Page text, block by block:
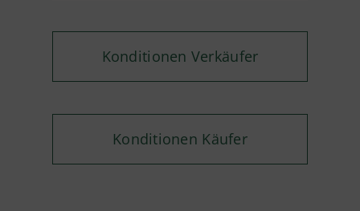
Konditionen Verkäufer
Konditionen Käufer